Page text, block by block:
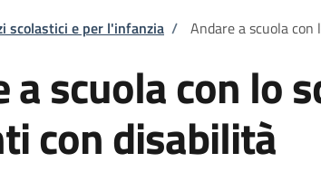
di pane
scolastici e per l'infanzia / Andare a scuola
a scuola con lo
con disabilità